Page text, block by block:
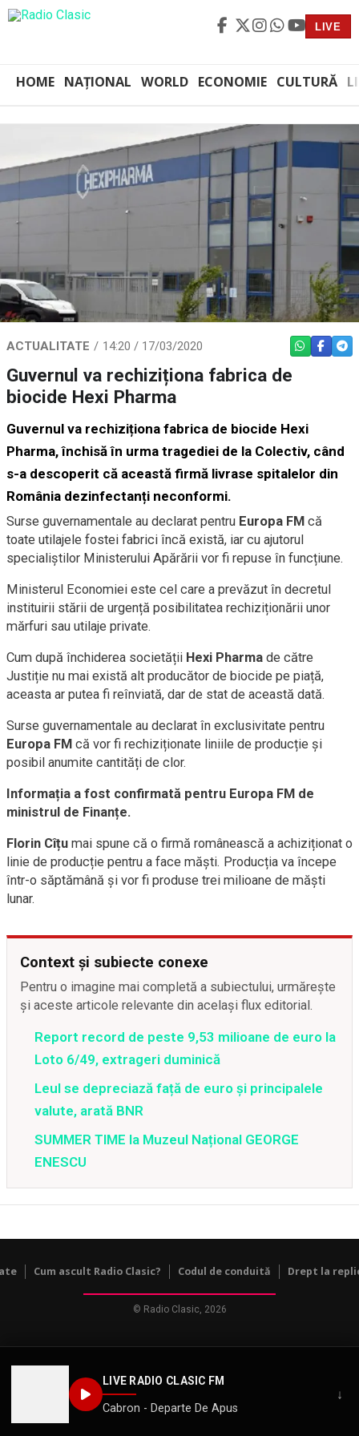
LIVE
HOME NAȚIONAL WORLD ECONOMIE CULTURĂ
LIVE RADIO CLASIC FM
Cabron - Departe De Apus
↓
ACTUALITATE 14:20 / 17/03/2020 WHATSAPP
Guvernul va rechiziționa fabrica de
biocide Hexi Pharma
Guvernul va rechiziționa fabrica de biocide Hexi
Pharma, închisă în urma tragediei de la Colectiv, când
s-a descoperit că această firmă livrase spitalelor din
România dezinfectanți neconformi.
Surse guvernamentale au declarat pentru Europa FM că
toate utilajele fostei fabrici încă există, iar cu ajutorul
specialiștilor Ministerului Apărării vor fi repuse în funcțiune.
Ministerul Economiei este cel care a prevăzut în decretul
instituirii stării de urgență posibilitatea rechiziționării unor
mărfuri sau utilaje private.
Cum după închiderea societății Hexi Pharma de către
Justiție nu mai există alt producător de biocide pe piață,
aceasta ar putea fi reînviată, dar de stat de această dată.
Surse guvernamentale au declarat în exclusivitate pentru
Europa FM că vor fi rechiziționate liniile de producție și
posibil anumite cantități de clor.
Informația a fost confirmată pentru Europa FM de
ministrul de Finanțe.
Florin Cîțu mai spune că o firmă românească a achiziționat o
linie de producție pentru a face măști. Producția va începe
într-o săptămână și vor fi produse trei milioane de măști
lunar.
Context și subiecte conexe
Pentru o imagine mai completă a subiectului, urmărește
și aceste articole relevante din același flux editorial.
Report record de peste 9,53 milioane de euro la
Loto 6/49, extrageri duminică
Leul se depreciază față de euro și principalele
valute, arată BNR
SUMMER TIME la Muzeul Național GEORGE
ENESCU
Cum ascult Radio Clasic? Codul de conduită Drept la
© Radio Clasic, 2026